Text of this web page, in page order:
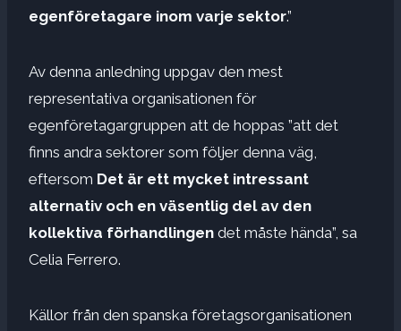
egenföretagare inom varje sektor.”
Av denna anledning uppgav den mest
representativa organisationen för
egenföretagargruppen att de hoppas ”att det
finns andra sektorer som följer denna väg,
eftersom Det är ett mycket intressant
alternativ och en väsentlig del av den
kollektiva förhandlingen det måste hända”, sa
Celia Ferrero.
Källor från den spanska företagsorganisationen